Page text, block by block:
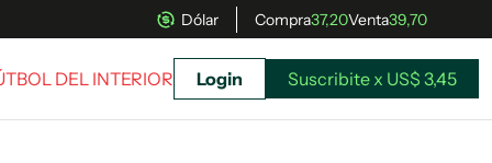
Dólar Compra37,20Venta39,70
DEL INTERIOR Login Suscribite x US$ 3,45